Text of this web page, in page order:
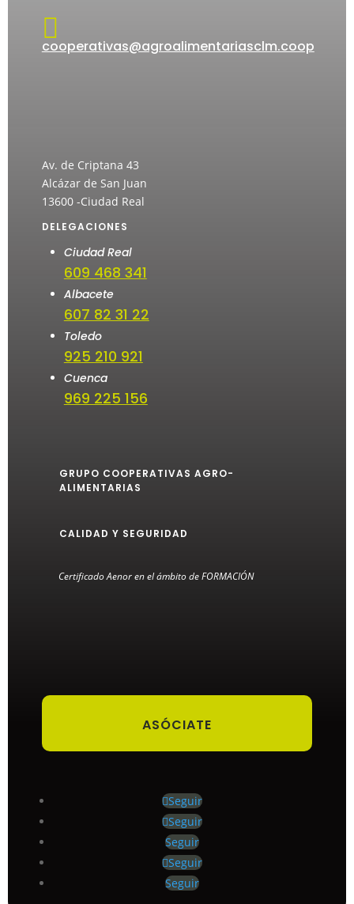

cooperativas@agroalimentariasclm.coop
Av. de Criptana 43
Alcázar de San Juan
13600 -Ciudad Real
DELEGACIONES
Ciudad Real
609 468 341
Albacete
607 82 31 22
Toledo
925 210 921
Cuenca
969 225 156
GRUPO COOPERATIVAS AGRO-
ALIMENTARIAS
CALIDAD Y SEGURIDAD
Certificado Aenor en el ámbito de FORMACIÓN
ASÓCIATE
Seguir
Seguir
Seguir
Seguir
Seguir